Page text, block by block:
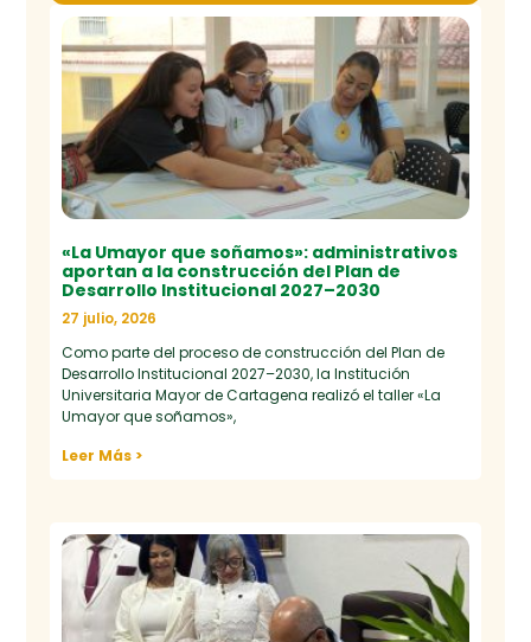
«La Umayor que soñamos»: administrativos
aportan a la construcción del Plan de
Desarrollo Institucional 2027–2030
27 julio, 2026
Como parte del proceso de construcción del Plan de
Desarrollo Institucional 2027–2030, la Institución
Universitaria Mayor de Cartagena realizó el taller «La
Umayor que soñamos»,
Leer Más >